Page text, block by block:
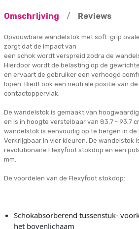
Omschrijving / Reviews
Opvouwbare wandelstok met soft-grip
zorgt dat de impact van
een schok wordt verspreid zodra de
Hierdoor wordt de belasting op de
en ervaart de gebruiker een verhoogd
lopen. Biedt ook een neutrale positie van
contactoppervlak.
De wandelstok is gemaakt van
en is in hoogte verstelbaar van 83,7 - 93,7
wandelstok is eenvoudig op te bergen in de
Verkrijgbaar in vier kleuren. De wandelstok
revolutionaire Flexyfoot stokdop en een
mm.
De voordelen van de Flexyfoot stokdop:
Schokabsorberend tussenstuk-
het bovenlichaam